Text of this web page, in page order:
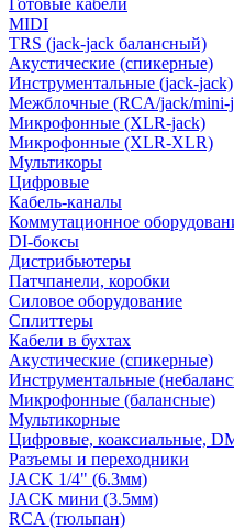
Готовые кабели
MIDI
TRS (jack-jack балансный)
Акустические (спикерные)
Инструментальные (jack-jack)
Межблочные (RCA/jack/mini-
Микрофонные (XLR-jack)
Микрофонные (XLR-XLR)
Мультикоры
Цифровые
Кабель-каналы
Коммутационное
DI-боксы
Дистрибьютеры
Патчпанели, коробки
Силовое оборудование
Сплиттеры
Кабели в бухтах
Акустические (спикерные)
Инструментальные
Микрофонные (балансные)
Мультикорные
Цифровые, коаксиальные,
Разъемы и переходники
JACK 1/4" (6.3мм)
JACK мини (3.5мм)
RCA (тюльпан)